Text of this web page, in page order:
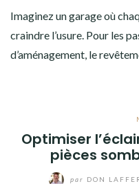
Imaginez un garage où
craindre l’usure. Pour les
d’aménagement, le
Optimiser
pièces
par DON